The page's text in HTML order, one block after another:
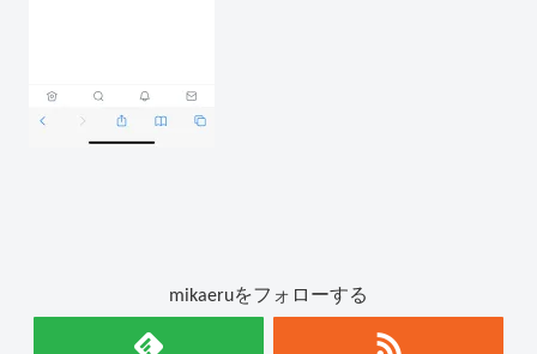
mikaeruをフォローする